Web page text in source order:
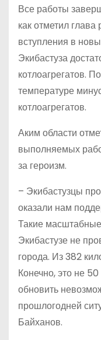
Все работы
как отметил
вступления в
Экибастуза
котлоагрегатов.
температуре
котлоагрегатов.
Аким области
выполняемых
за героизм.
– Экибастузцы
оказали нам
Такие
Экибастузе не
города. Из 382
Конечно, это не
обновить
прошлогодней
Байханов.